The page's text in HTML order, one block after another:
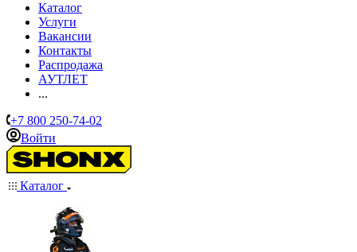
Каталог
Услуги
Вакансии
Контакты
Распродажа
АУТЛЕТ
...
+7 800 250-74-02
Войти
Каталог